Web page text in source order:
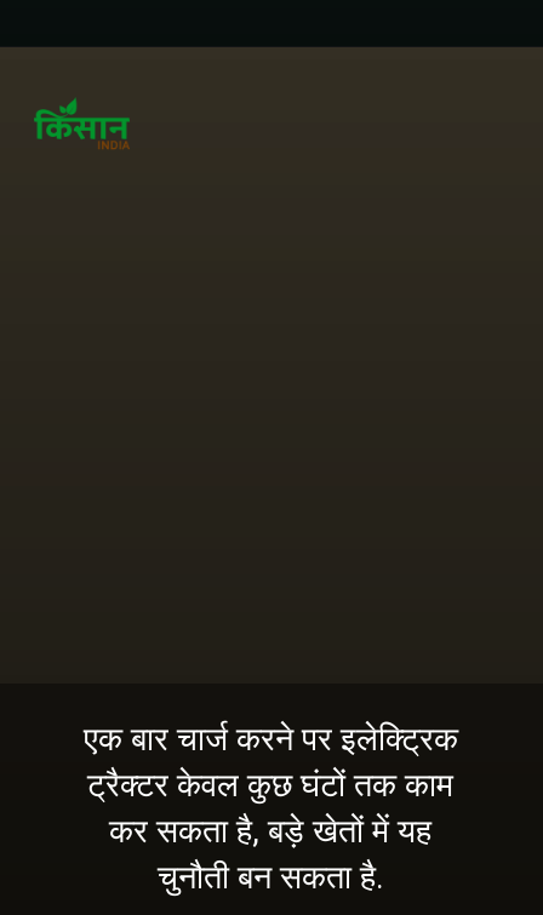
एक बार चार्ज करने पर इलेक्ट्रिक
ट्रैक्टर केवल कुछ घंटों तक काम
कर सकता है, बड़े खेतों में यह
चुनौती बन सकता है.